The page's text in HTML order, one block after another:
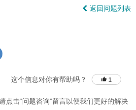
返回问题列表
这个信息对你有帮助吗？ 1
点击“问题咨询”留言以便我们更好的解决